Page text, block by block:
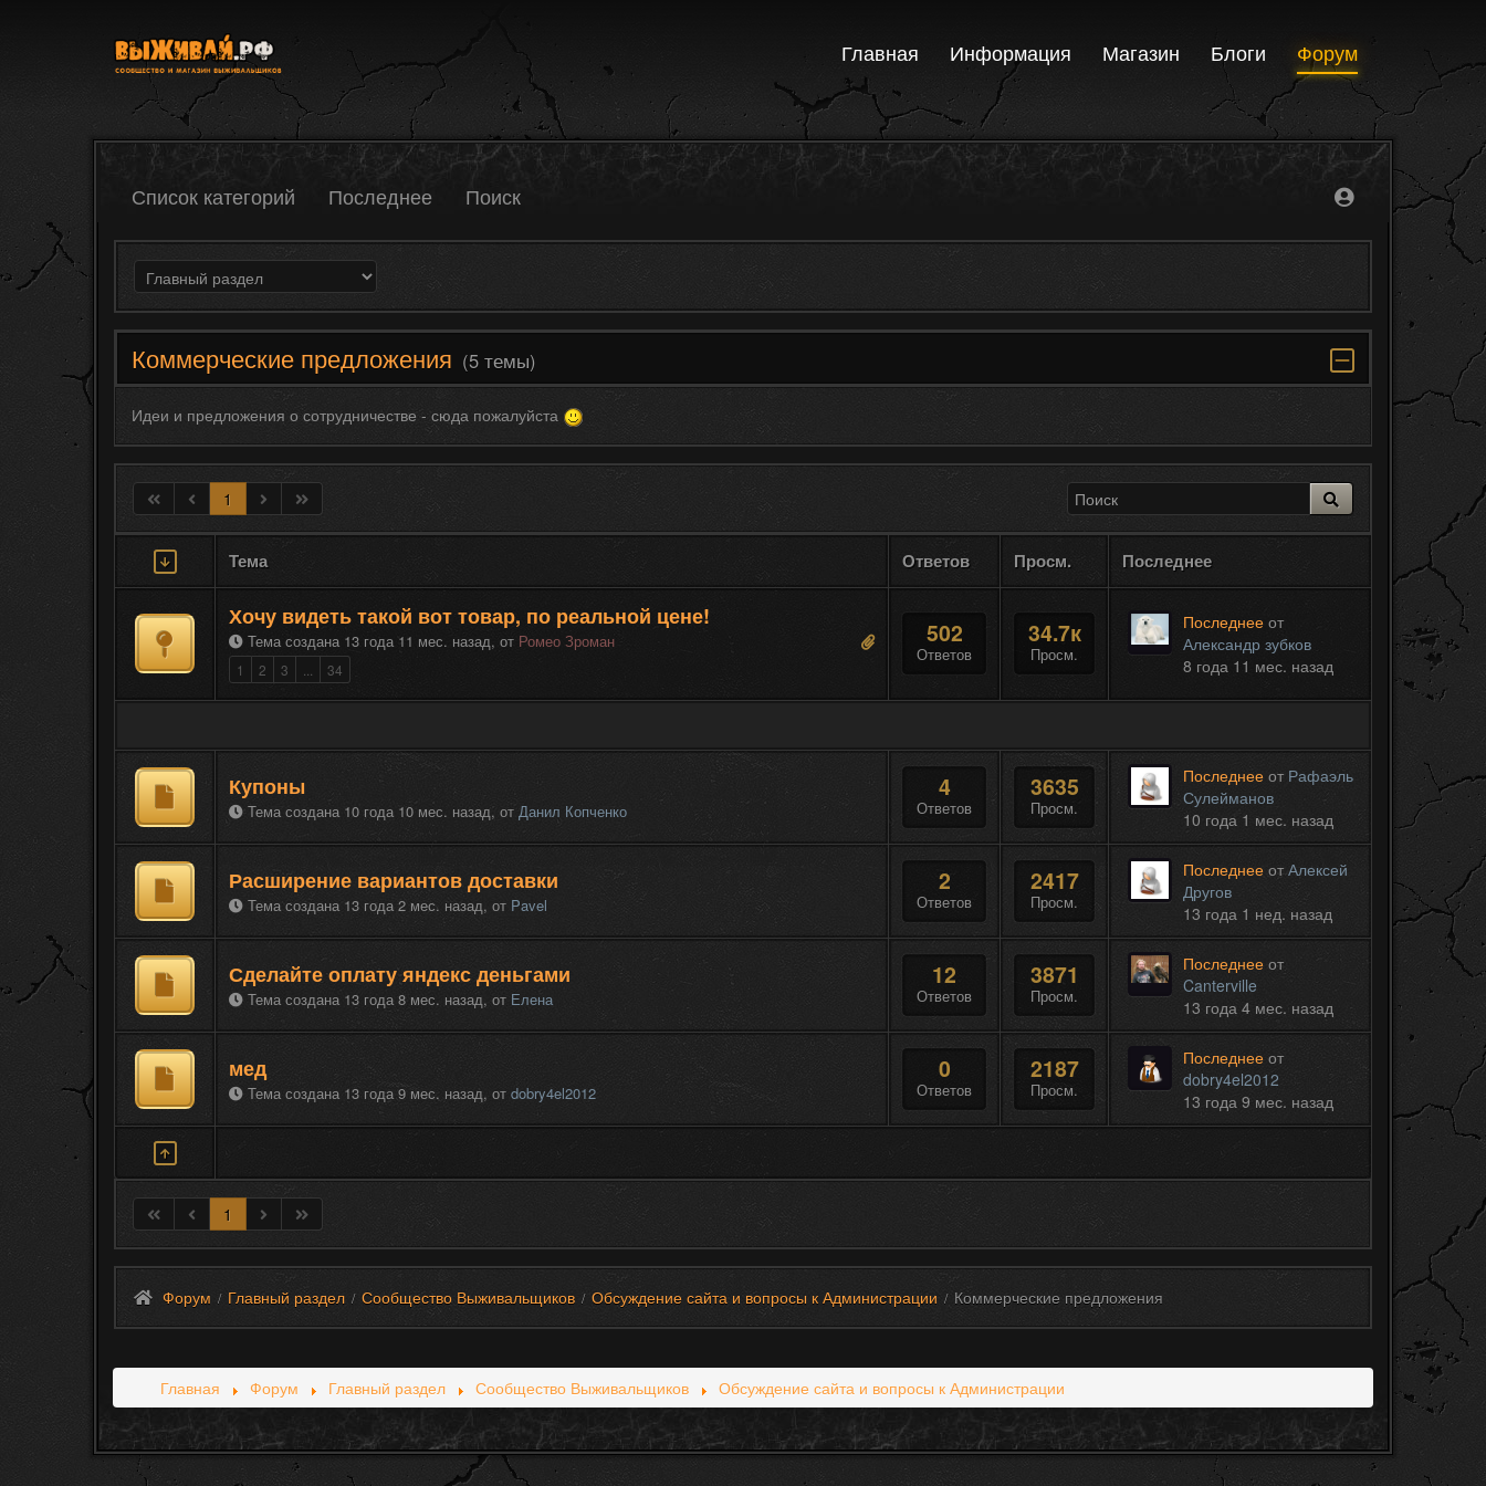
Главная Информация Магазин Блоги Форум
Список категорий Последнее Поиск
Коммерческие предложения (5 темы)
Идеи и предложения о сотрудничестве - сюда пожалуйста
1
Тема Ответов Просм. Последнее
Хочу видеть такой вот товар, по реальной цене!
Тема создана 13 года 11 мес. назад, от Ромео Зроман
1 2 3 34
502
Ответов
34.7к
Просм.
Последнееот
Александр зубков
8 года 11 мес. назад
Купоны
Тема создана 10 года 10 мес. назад, от Данил Копченко
4
Ответов
3635
Просм.
Последнееот Рафаэль
Сулейманов
10 года 1 мес. назад
Расширение вариантов доставки
Тема создана 13 года 2 мес. назад, от Pavel
2
Ответов
2417
Просм.
Последнееот Алексей
Другов
13 года 1 нед. назад
Сделайте оплату яндекс деньгами
Тема создана 13 года 8 мес. назад, от Елена
12
Ответов
3871
Просм.
Последнееот
Canterville
13 года 4 мес. назад
мед
Тема создана 13 года 9 мес. назад, от dobry4el2012
0
Ответов
2187
Просм.
Последнееот
dobry4el2012
13 года 9 мес. назад
1
Форум / Главный раздел / Сообщество Выживальщиков / Обсуждение сайта и вопросы к Администрации / Коммерческие предложения
Главная Форум Главный раздел Сообщество Выживальщиков Обсуждение сайта и вопросы к Администрации